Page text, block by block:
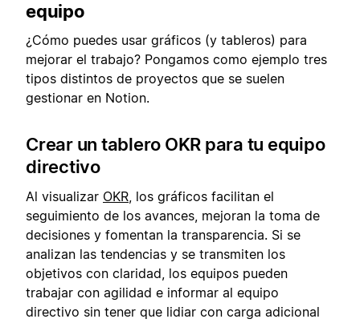
equipo
¿Cómo puedes usar gráficos (y tableros) para
mejorar el trabajo? Pongamos como ejemplo tres
tipos distintos de proyectos que se suelen
gestionar en Notion.
Crear un tablero OKR para tu equipo
directivo
Al visualizar OKR , los gráficos facilitan el
seguimiento de los avances, mejoran la toma de
decisiones y fomentan la transparencia. Si se
analizan las tendencias y se transmiten los
objetivos con claridad, los equipos pueden
trabajar con agilidad e informar al equipo
directivo sin tener que lidiar con carga adicional